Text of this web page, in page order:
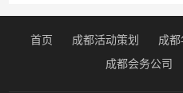
首页 成都活动策划 成都
成都会务公司